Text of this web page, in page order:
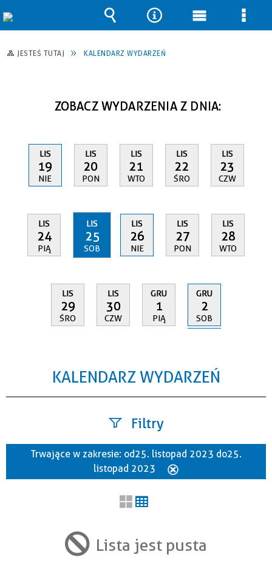
JESTEŚ TUTAJ KALENDARZ WYDARZEŃ
ZOBACZ WYDARZENIA Z DNIA:
LIS
19
NIE
LIS
20
PON
LIS
21
WTO
LIS
22
ŚRO
LIS
23
CZW
LIS
24
PIĄ
LIS
25
SOB
LIS
26
NIE
LIS
27
PON
LIS
28
WTO
LIS
29
ŚRO
LIS
30
CZW
GRU
1
PIĄ
GRU
2
SOB
KALENDARZ WYDARZEŃ
Filtry
Szukana fraza
Trwające w zakresie
Trwające w zakresie: od 25. listopad 2023 do 25.
listopad 2023
Lista jest pusta
Wyszukiwarka
Narzędzia
Menu Menu